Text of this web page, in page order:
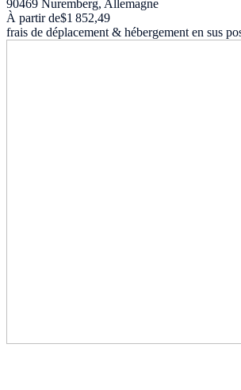
90469 Nuremberg, Allemagne
À partir de$1 852,49
frais de déplacement & hébergement en sus